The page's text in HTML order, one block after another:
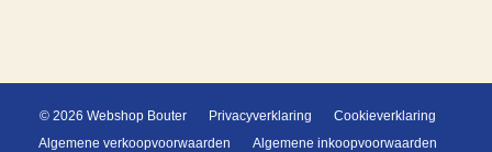
© 2026 Webshop Bouter Privacyverklaring
Cookieverklaring
Algemene verkoopvoorwaarden
Algemene inkoopvoorwaarden